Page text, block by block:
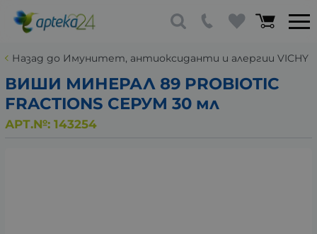
Назад до Имунитет, антиоксиданти и алергии VICHY
ВИШИ МИНЕРАЛ 89 PROBIOTIC
FRACTIONS СЕРУМ 30 мл
АРТ.№: 143254